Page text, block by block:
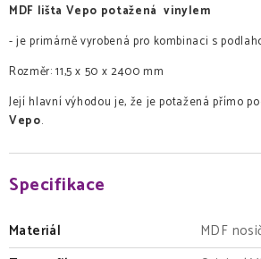
MDF lišta Vepo potažená vinylem
- je primárně vyrobená pro kombinaci s
Rozměr: 11,5 x 50 x 2400 mm
Její hlavní výhodou je, že je potažená přímo
Vepo.
Specifikace
Materiál
MDF